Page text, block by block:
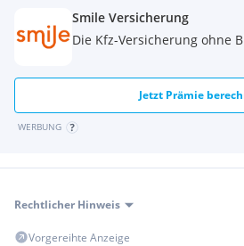
+LED Beleuchtung
+Seilwinde 1130 kg
+Massive Stahlgepäckträger
Wir laden sie herzlich gerne zu einer
..idealerweise nach einer
Jede Art einer Finanzierung bieten
Wir freuen uns auf sie
Smile Versicherung
Die Kfz-Versicherung ohne
Jetzt Prämie
WERBUNG
Rechtlicher Hinweis
Vorgereihte Anzeige